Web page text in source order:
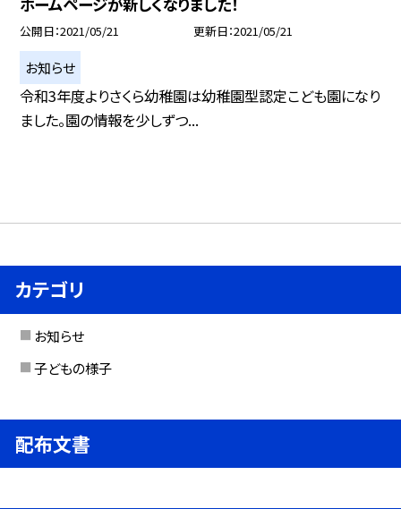
公開日 2021/05/21 更新日 2021/05/21
お知らせ
令和3年度よりさくら幼稚園は幼稚園型認定こども園になり
ました。園の情報を少しずつ...
カテゴリ
お知らせ
子どもの様子
配布文書